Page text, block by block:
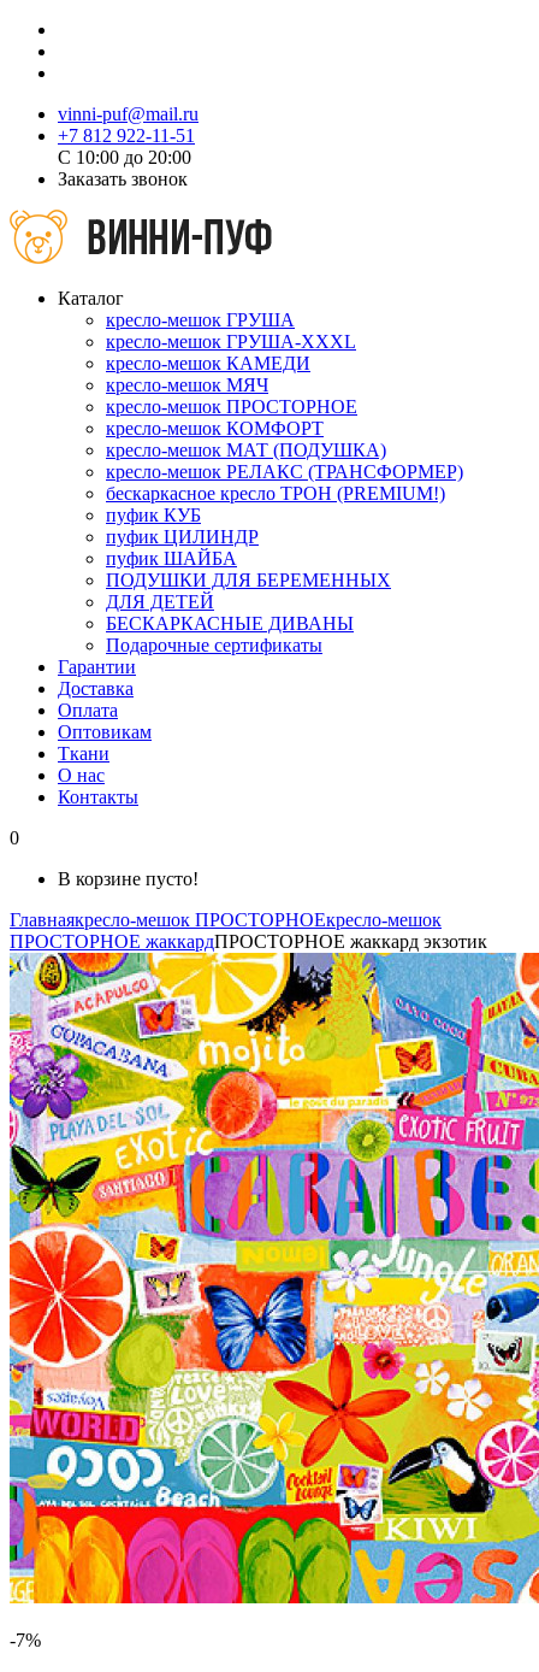
vinni-puf@mail.ru
+7 812 922-11-51
C 10:00 до 20:00
Заказать звонок
Каталог
кресло-мешок ГРУША
кресло-мешок ГРУША-XXXL
кресло-мешок КАМЕДИ
кресло-мешок МЯЧ
кресло-мешок ПРОСТОРНОЕ
кресло-мешок КОМФОРТ
кресло-мешок МАТ (ПОДУШКА)
кресло-мешок РЕЛАКС (ТРАНСФОРМЕР)
бескаркасное кресло ТРОН (PREMIUM!)
пуфик КУБ
пуфик ЦИЛИНДР
пуфик ШАЙБА
ПОДУШКИ ДЛЯ БЕРЕМЕННЫХ
ДЛЯ ДЕТЕЙ
БЕСКАРКАСНЫЕ ДИВАНЫ
Подарочные сертификаты
Гарантии
Доставка
Оплата
Оптовикам
Ткани
О нас
Контакты
0
В корзине пусто!
Главнаякресло-мешок ПРОСТОРНОЕкресло-мешок
ПРОСТОРНОЕ жаккардПРОСТОРНОЕ жаккард экзотик
-7%